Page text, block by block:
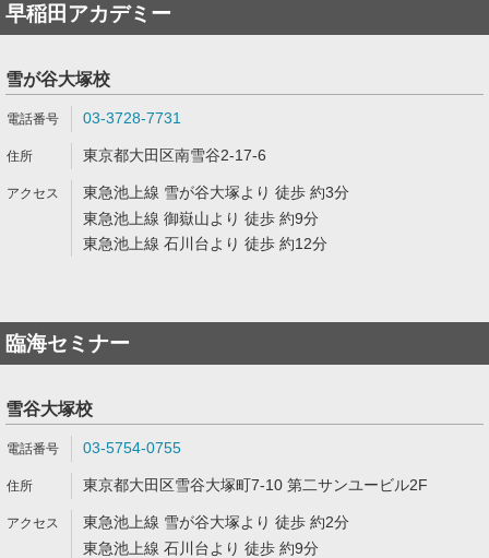
早稲田アカデミー
雪が谷大塚校
03-3728-7731
東京都大田区南雪谷2-17-6
東急池上線 雪が谷大塚より 徒歩 約3分
東急池上線 御嶽山より 徒歩 約9分
東急池上線 石川台より 徒歩 約12分
臨海セミナー
雪谷大塚校
03-5754-0755
東京都大田区雪谷大塚町7-10 第二サンユービル2F
東急池上線 雪が谷大塚より 徒歩 約2分
東急池上線 石川台より 徒歩 約9分